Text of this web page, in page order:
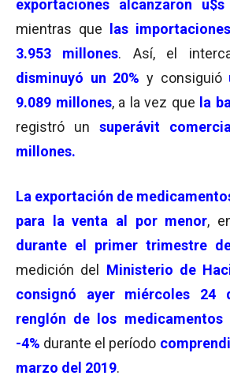
exportaciones alcanzaron
mientras que
las
3.953 millones. Así, el
disminuyó un 20% y consiguió
9.089 millones, a la vez que la
registró un superávit
millones.
La exportación de
para la venta al por menor,
durante el primer trimestre
medición del
Ministerio de
consignó ayer miércoles 24
renglón de los medicamentos
-4% durante el período
marzo del 2019.